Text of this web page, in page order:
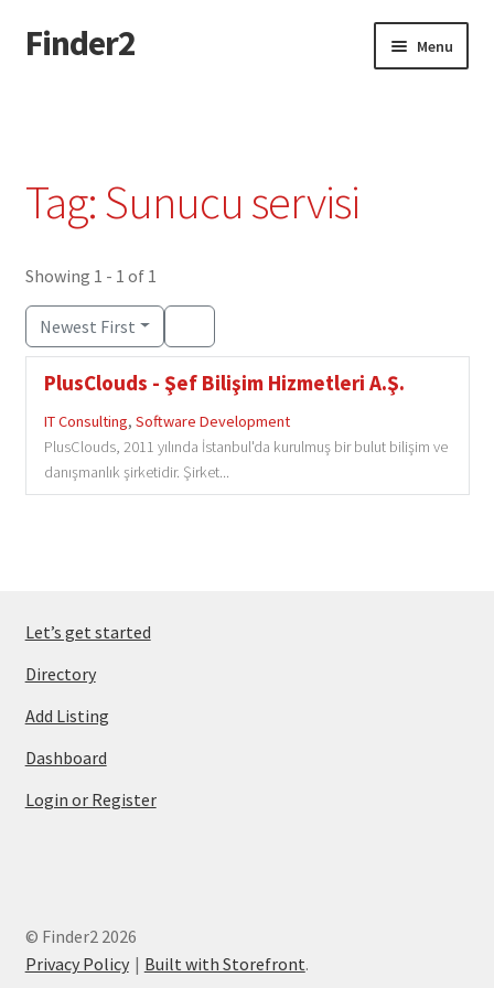
Skip
to
Skip
to
Finder2 Menu
Privacy Policy
Tag: Sunucu servisi
Showing 1 - 1 of 1
Newest First
PlusClouds - Şef Bilişim Hizmetleri A.Ş.
IT Consulting, Software Development
PlusClouds, 2011 yılında İstanbul'da kurulmuş bir bulut bilişim ve
danışmanlık şirketidir. Şirket...
Let’s get started
Directory
Add Listing
Dashboard
Login or Register
© Finder2 2026
Privacy Policy
Built with Storefront.